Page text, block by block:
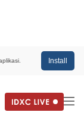
Install